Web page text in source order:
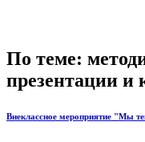
По теме:
презентации и
Внеклассное мероприятие "Мы